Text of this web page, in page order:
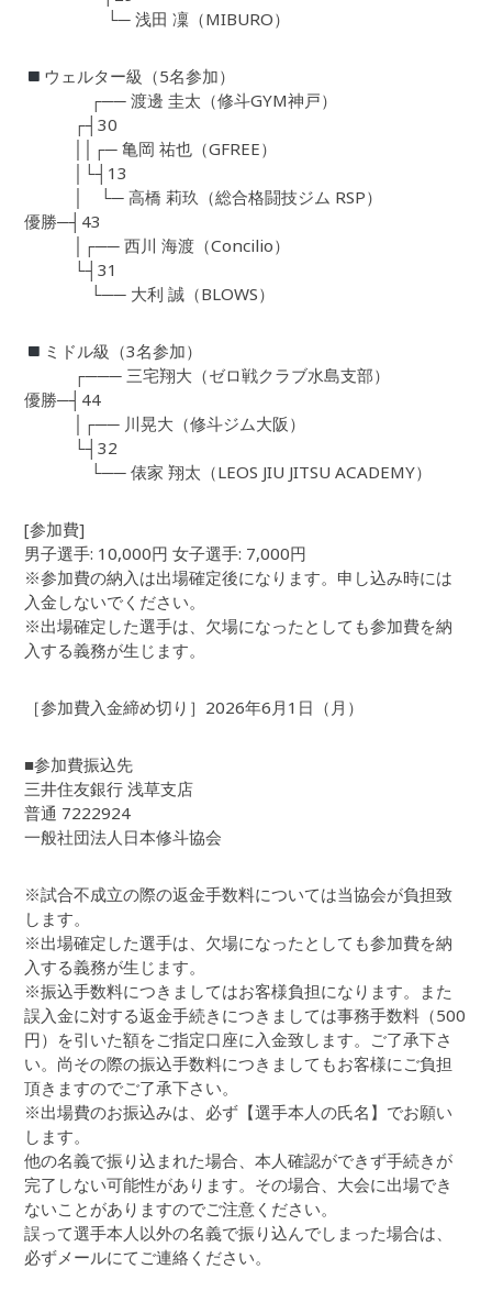
└─ 浅田 凜（MIBURO）
ウェルター級（5名参加）
┌── 渡邊 圭太（修斗GYM神戸）
┌┤30
││┌─ 亀岡 祐也（GFREE）
│└┤13
│ └─ 高橋 莉玖（総合格闘技ジム RSP）
優勝─┤43
│┌── 西川 海渡（Concilio）
└┤31
└── 大利 誠（BLOWS）
ミドル級（3名参加）
┌─── 三宅翔大（ゼロ戦クラブ水島支部）
優勝─┤44
│┌── 川晃大（修斗ジム大阪）
└┤32
└── 俵家 翔太（LEOS JIU JITSU ACADEMY）
[参加費]
男子選手: 10,000円 女子選手: 7,000円
※参加費の納入は出場確定後になります。申し込み時には
入金しないでください。
※出場確定した選手は、欠場になったとしても参加費を納
入する義務が生じます。
［参加費入金締め切り］2026年6月1日（月）
■参加費振込先
三井住友銀行 浅草支店
普通 7222924
一般社団法人日本修斗協会
※試合不成立の際の返金手数料については当協会が負担致
します。
※出場確定した選手は、欠場になったとしても参加費を納
入する義務が生じます。
※振込手数料につきましてはお客様負担になります。また
誤入金に対する返金手続きにつきましては事務手数料（500
円）を引いた額をご指定口座に入金致します。ご了承下さ
い。尚その際の振込手数料につきましてもお客様にご負担
頂きますのでご了承下さい。
※出場費のお振込みは、必ず【選手本人の氏名】でお願い
します。
他の名義で振り込まれた場合、本人確認ができず手続きが
完了しない可能性があります。その場合、大会に出場でき
ないことがありますのでご注意ください。
誤って選手本人以外の名義で振り込んでしまった場合は、
必ずメールにてご連絡ください。